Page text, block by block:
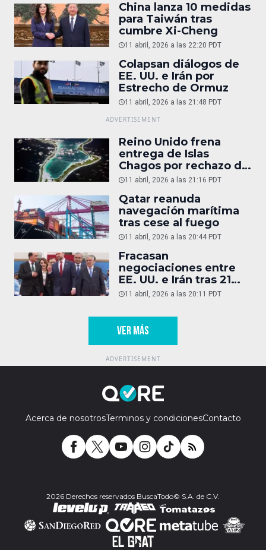
China lanza 10 medidas
para Taiwán tras
cumbre Xi-Cheng
11 abril, 2026 a las 22:20 PDT
Colapsan diálogos de
EE. UU. e Irán por
Estrecho de Ormuz
11 abril, 2026 a las 21:48 PDT
Reino Unido frena
entrega de Islas
Chagos por rechazo de
Trump
11 abril, 2026 a las 21:16 PDT
Qatar reanuda
navegación marítima
tras cese al fuego
11 abril, 2026 a las 20:44 PDT
Fracasan
negociaciones entre
EE. UU. e Irán tras 21
horas
11 abril, 2026 a las 20:11 PDT
VER MÁS
Acerca de nosotrosTerminos y condicionesContacto
2026 Derechos reservados BuscaTodo© S.A. de C.V.